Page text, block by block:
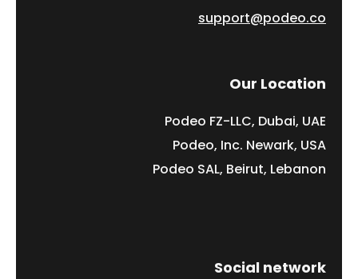
support@podeo.co
Our Location
Podeo FZ-LLC, Dubai, UAE
Podeo, Inc. Newark, USA
Podeo SAL, Beirut, Lebanon
Social network